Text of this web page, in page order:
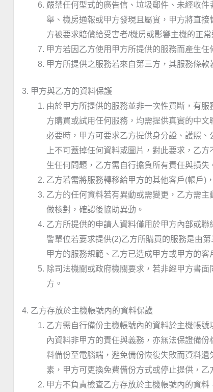
嚴禁任何型式的廣告信、垃圾郵件、未經收
舉、機房通報或甲方發現且屬實，甲方將直
方被要求賠償給受害者/機房或影響主機的正
甲方若因乙方使用甲方所提供的服務而產生
甲方所提供之服務若來自第三方，其服務條
3. 甲方與乙方的資料保護
由於甲方所提供的服務並非一次性買斷，有
方購買或試用任何服務，均需提供真實的中
必要時，甲方可要求乙方提供身分證、護照
上不可蓋掉任何資料或圖片，對此要求，乙
生任何問題，乙方需自行擔負所有責任與損失
乙方若需將服務轉移給甲方的其他客戶(帳戶)
乙方的任何資料若有異動或需變更，乙方需
做核對，確認後協助異動。
乙方所提供的申請人資料僅用於甲方內部或
警單位若要求提供(2)乙方所購買的服務是由
甲方的服務規範、乙方已造成甲方或甲方的客
除司法機關或政府機關要求，若非經甲方書
方。
4. 乙方存放於主機帳號內的資料保護
乙方需自行備份主機帳號內的資料於主機帳
內資料非甲方的責任與義務，亦無法保證備
料備份至電腦端，避免備份恢復失敗而資料
素，甲方可更換免費備份方式或停止提供，乙
甲方不負責檢查乙方存放於主機帳號內的資